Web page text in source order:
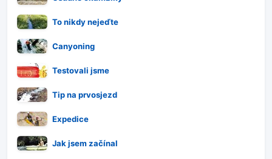
To nikdy nejeďte
Canyoning
Testovali jsme
Tip na prvosjezd
Expedice
Jak jsem začínal